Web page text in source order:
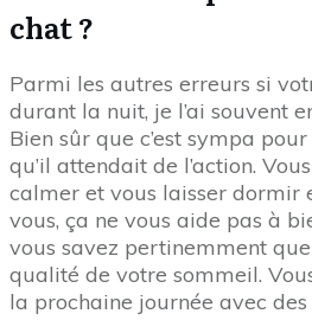
chat ?
Parmi les autres erreurs si
durant la nuit, je l’ai souvent
Bien sûr que c’est sympa
qu’il attendait de l’action.
calmer et vous laisser dormir
vous, ça ne vous aide pas à
vous savez pertinemment
qualité de votre sommeil.
la prochaine journée avec